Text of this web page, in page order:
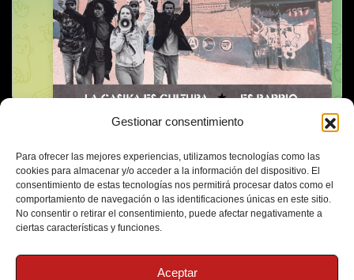
Gestionar consentimiento
Para ofrecer las mejores experiencias, utilizamos tecnologías como las
cookies para almacenar y/o acceder a la información del dispositivo. El
consentimiento de estas tecnologías nos permitirá procesar datos como el
comportamiento de navegación o las identificaciones únicas en este sitio.
No consentir o retirar el consentimiento, puede afectar negativamente a
ciertas características y funciones.
Aceptar